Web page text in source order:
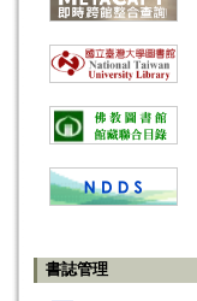
書誌管理